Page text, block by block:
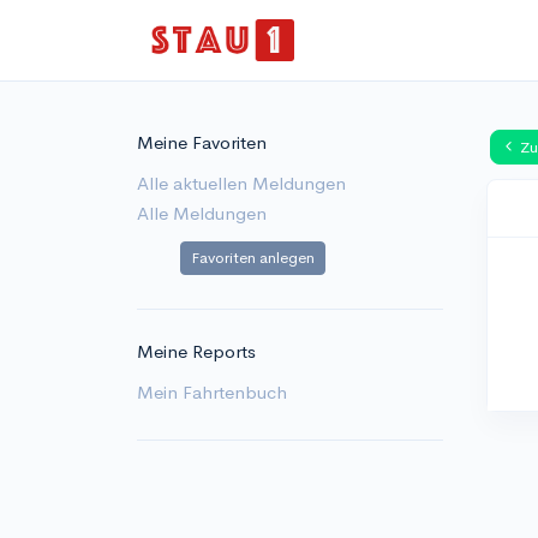
Meine Favoriten
Alle aktuellen Meldungen
Alle Meldungen
Favoriten anlegen
Meine Reports
Mein Fahrtenbuch